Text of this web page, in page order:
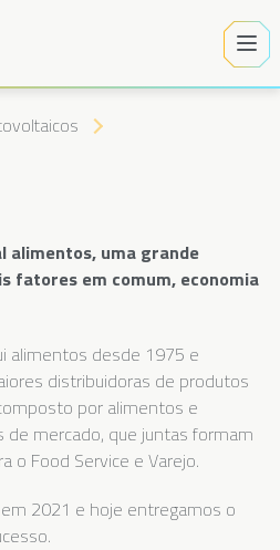
alimentos, uma grande
fatores em comum, economia
alimentos desde 1975 e
distribuidoras de produtos
por alimentos e
de mercado, que juntas formam
o Food Service e Varejo.
2021 e hoje entregamos o